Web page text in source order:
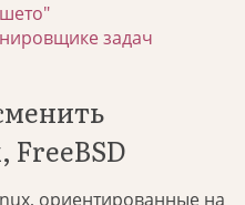
задач
FreeBSD
ориентированные на